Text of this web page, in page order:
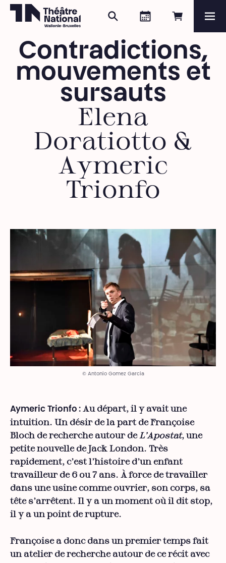
Réserver
Agenda
Rechercher
Magazine
Programme
Contradictions,
mouvements et
sursauts
Elena
Doratiotto &
Aymeric
Trionfo
© Antonio Gomez Garcia
Aymeric Trionfo : Au départ, il y avait une
intuition. Un désir de la part de Françoise
Bloch de recherche autour deL’Apostat, une
petite nouvelle de Jack London. Très
rapidement, c’est l’histoire d’un enfant
travailleur de 6 ou 7 ans. À force de travailler
dans une usine comme ouvrier, son corps, sa
tête s’arrêtent. Il y a un moment où il dit stop,
il y a un point de rupture.
Françoise a donc dans un premier temps fait
un atelier de recherche autour de ce récit avec